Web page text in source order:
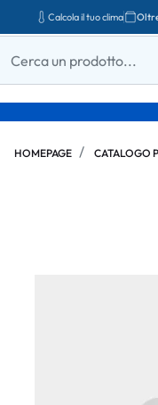
Calcola il tuo clima
HOMEPAGE CATALOGO